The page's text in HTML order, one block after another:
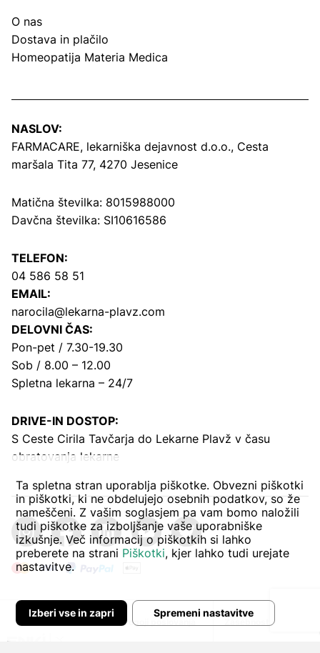
O nas
Dostava in plačilo
Homeopatija Materia Medica
NASLOV:
FARMACARE, lekarniška dejavnost d.o.o., Cesta
maršala Tita 77, 4270 Jesenice
Matična številka: 8015988000
Davčna številka: SI10616586
TELEFON:
04 586 58 51
EMAIL:
narocila@lekarna-plavz.com
DELOVNI ČAS:
Pon-pet / 7.30-19.30
Sob / 8.00 – 12.00
Spletna lekarna – 24/7
DRIVE-IN DOSTOP:
S Ceste Cirila Tavčarja do Lekarne Plavž v času
obratovanja lekarne
Pogoji poslovanja Zasebnost in piškoti
Ta spletna stran uporablja piškotke. Obvezni piškotki
in piškotki, ki ne obdelujejo osebnih podatkov, so že
nameščeni. Z vašim soglasjem pa vam bomo naložili
tudi piškotke za izboljšanje vaše uporabniške
izkušnje. Več informacij o piškotkih si lahko
preberete na strani Piškotki, kjer lahko tudi urejate
nastavitve.
Spremeni nastavitve
Izberi vse in zapri